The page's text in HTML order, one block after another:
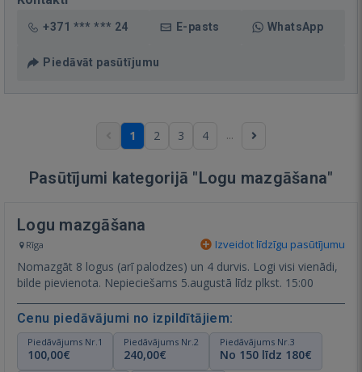
+371 *** *** 24 E-pasts WhatsApp
Piedāvāt pasūtījumu
1 2 3 4 ...
Pasūtījumi kategorijā "Logu mazgāšana"
Logu mazgāšana
Rīga Izveidot līdzīgu pasūtījumu
Nomazgāt 8 logus (arī palodzes) un 4 durvis. Logi visi vienādi,
bilde pievienota. Nepieciešams 5.augustā līdz plkst. 15:00
Cenu piedāvājumi no izpildītājiem:
Piedāvājums Nr.1
100,00€
Piedāvājums Nr.2
240,00€
Piedāvājums Nr.3
No 150 līdz 180€